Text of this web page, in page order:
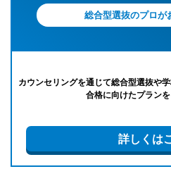
総合型選抜のプロが
カウンセリングを通じて総合型選抜や
合格に向けたプランを
詳しくは